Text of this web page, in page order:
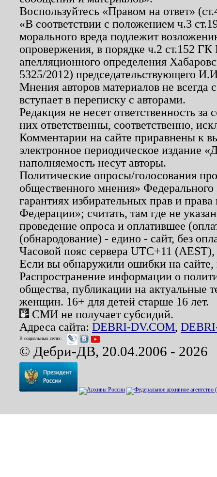
Воспользуйтесь «Правом на ответ»
«В соответствии с положением ч.3
морального вреда подлежит
опровержения, в порядке ч.2 ст.152
апелляционного определения
5325/2012) председательствующего
Мнения авторов материалов не
вступает в переписку с авторами.
Редакция не несет ответственность
них ответственны, соответственно,
Комментарии на сайте приравнены к
электронное периодическое издание
наполняемость несут авторы.
Политические опросы/голосования
общественного мнения»
гарантиях избирательных прав и
Федерации»; считать, там где не
проведение опроса и оплатившее
(обнародование) - едино - сайт, без
Часовой пояс сервера UTC+11
Если вы обнаружили ошибки на
Распространение информации о
общества, публикации на актуальные
женщин. 16+ для детей старше 16 лет.
СМИ не получает субсидий.
Адреса сайта: DEBRI-DV.COM,
В социальных сетях:
© Дебри-ДВ, 20.04.2006 - 2026